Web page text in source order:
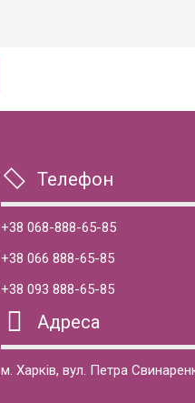
Телефон
+38 068-888-65-85
+38 066 888-65-85
+38 093 888-65-85
Адреса
м. Харків, вул. Петра